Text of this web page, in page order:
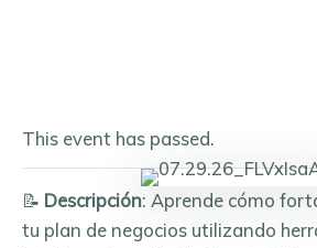
This event has passed.
📝 Descripción: Aprende cómo
tu plan de negocios utilizando